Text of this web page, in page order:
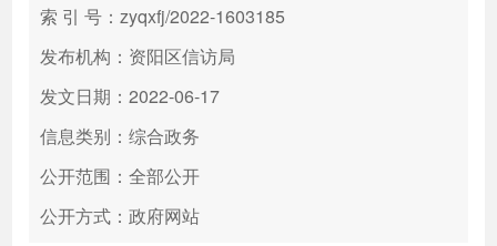
政务服务
高效办成一件事
索 引 号：zyqxfj/2022-1603185
发布机构：资阳区信访局
发文日期：2022-06-17
信息类别：综合政务
公开范围：全部公开
公开方式：政府网站